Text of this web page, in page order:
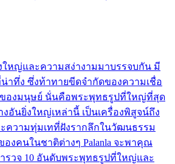
หญ่และความสง่างามมาบรรจบกัน มี
าทึ่ง ซึ่งท้าทายขีดจำกัดของความเชื่อ
ของมนุษย์ นั่นคือพระพุทธรูปที่ใหญ่ที่สุด
อันยิ่งใหญ่เหล่านี้ เป็นเครื่องพิสูจน์ถึง
ความทุ่มเทที่ฝังรากลึกในวัฒนธรรม
งคนในชาติต่างๆ Palanla จะพาคุณ
รวจ 10 อันดับพระพุทธรูปที่ใหญ่และ